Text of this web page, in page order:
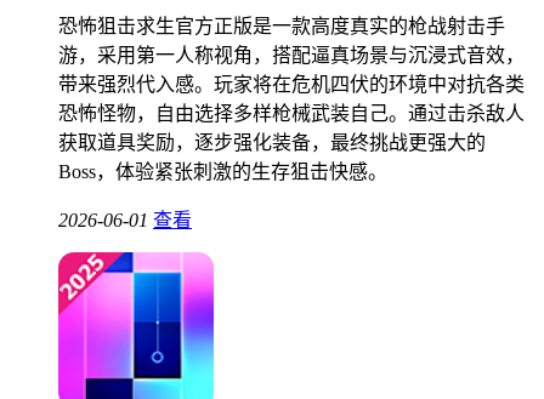
恐怖狙击求生官方正版是一款高度真实的枪战射击手
游，采用第一人称视角，搭配逼真场景与沉浸式音效，
带来强烈代入感。玩家将在危机四伏的环境中对抗各类
恐怖怪物，自由选择多样枪械武装自己。通过击杀敌人
获取道具奖励，逐步强化装备，最终挑战更强大的
Boss，体验紧张刺激的生存狙击快感。
2026-06-01 查看